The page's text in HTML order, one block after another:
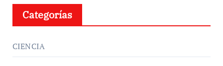
Categorías
CIENCIA